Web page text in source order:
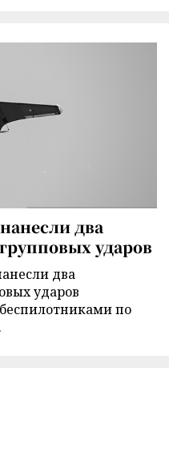
два
ударов
два
ударов
по